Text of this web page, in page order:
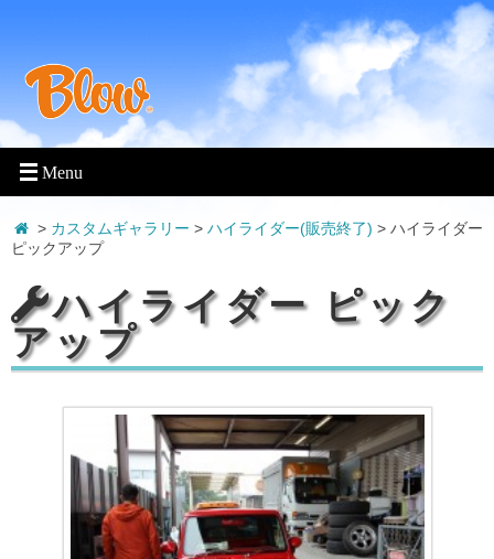
> カスタムギャラリー > ハイライダー(販売終了) > ハイライダー
ピックアップ
ハイライダー ピック
アップ